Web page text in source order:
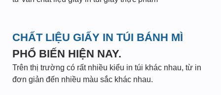
CHẤT LIỆU GIẤY IN TÚI BÁNH MÌ
PHỔ BIẾN HIỆN NAY.
Trên thị trường có rất nhiều kiểu in túi khác nhau, từ in
đơn giản đến nhiều màu sắc khác nhau.